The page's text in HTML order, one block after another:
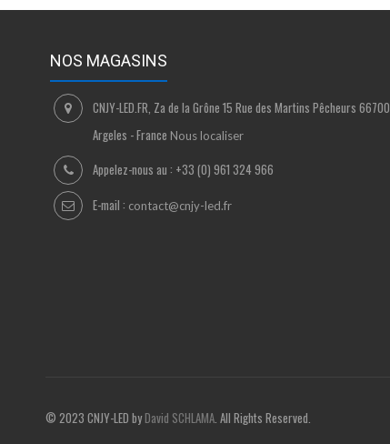
NOS MAGASINS
CNJY-LED.FR, Za de la Grône 15 Rue des Martins Pêcheurs 66700
Argeles - France Nous localiser
Appelez-nous au : +33 (0) 961 324 966
E-mail : contact@cnjy-led.fr
© 2023 CNJY-LED byDavid SCHLAMA. All Rights Reserved.